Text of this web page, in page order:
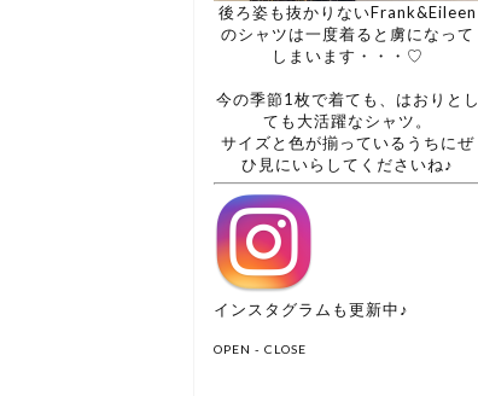
後ろ姿も抜かりないFrank&Eileen
のシャツは一度着ると虜になって
しまいます・・・♡
今の季節1枚で着ても、はおりとし
ても大活躍なシャツ。
サイズと色が揃っているうちにぜ
ひ見にいらしてくださいね♪
インスタグラムも更新中♪
OPEN - CLOSE